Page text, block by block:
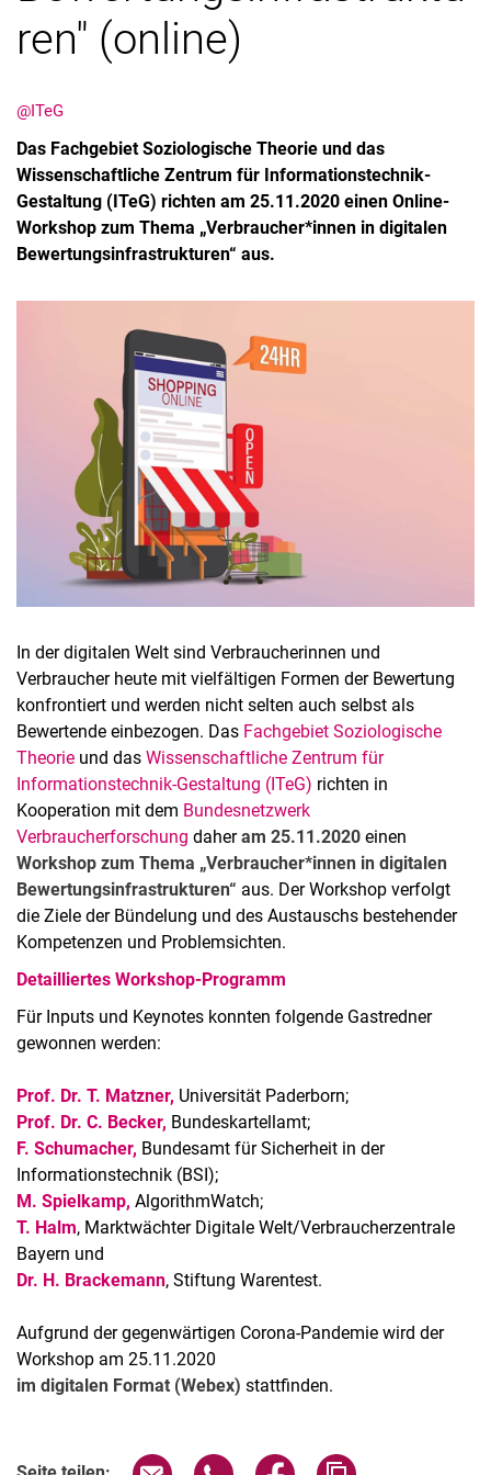
ren" (online)
@ITeG
Das Fachgebiet Soziologische Theorie und das
Wissenschaftliche Zentrum für Informationstechnik-
Gestaltung (ITeG) richten am 25.11.2020 einen Online-
Workshop zum Thema „Verbraucher*innen in digitalen
Bewertungsinfrastrukturen“ aus.
In der digitalen Welt sind Verbraucherinnen und
Verbraucher heute mit vielfältigen Formen der Bewertung
konfrontiert und werden nicht selten auch selbst als
Bewertende einbezogen. Das Fachgebiet Soziologische
Theorie und das Wissenschaftliche Zentrum für
Informationstechnik-Gestaltung (ITeG) richten in
Kooperation mit dem Bundesnetzwerk
Verbraucherforschung daheram 25.11.2020 einen
Workshop zum Thema „Verbraucher*innen in digitalen
Bewertungsinfrastrukturen“ aus. Der Workshop verfolgt
die Ziele der Bündelung und des Austauschs bestehender
Kompetenzen und Problemsichten.
Detailliertes Workshop-Programm
Für Inputs und Keynotes konnten folgende Gastredner
gewonnen werden:
Prof. Dr. T. Matzner, Universität Paderborn;
Prof. Dr. C. Becker, Bundeskartellamt;
F. Schumacher, Bundesamt für Sicherheit in der
Informationstechnik (BSI);
M. Spielkamp, AlgorithmWatch;
T. Halm, Marktwächter Digitale Welt/Verbraucherzentrale
Bayern und
Dr. H. Brackemann, Stiftung Warentest.
Aufgrund der gegenwärtigen Corona-Pandemie wird der
Workshop am 25.11.2020
im digitalen Format (Webex) stattfinden.
Seite über E-Mail teilen
Seite über WhatsApp teilen
Seite über Facebook